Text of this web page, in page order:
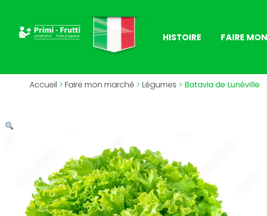
HISTOIRE FAIRE
Accueil > Faire mon marché > Légumes > Batavia de Lunéville